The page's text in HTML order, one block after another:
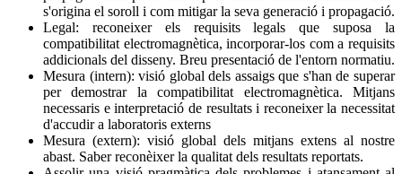
s'origina el soroll i com mitigar la seva generació i propagació.
Legal: reconeixer els requisits legals que suposa la
compatibilitat electromagnètica, incorporar-los com a requisits
addicionals del disseny. Breu presentació de l'entorn normatiu.
Mesura (intern): visió global dels assaigs que s'han de superar
per demostrar la compatibilitat electromagnètica. Mitjans
necessaris e interpretació de resultats i reconeixer la necessitat
d'accudir a laboratoris externs
Mesura (extern): visió global dels mitjans extens al nostre
abast. Saber reconèixer la qualitat dels resultats reportats.